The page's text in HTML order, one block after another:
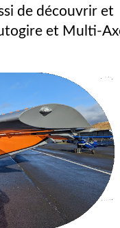
de découvrir et
et Multi-